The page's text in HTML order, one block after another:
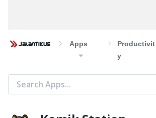
Apps
Productivit
Y